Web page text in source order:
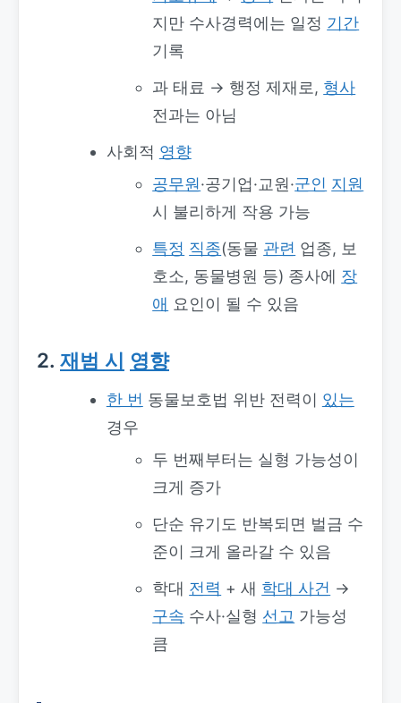
지만 수사경력에는 일정 기간
기록
과 태료 → 행정 제재로, 형사
전과는 아님
사회적 영향
공무원·공기업·교원·군인 지원
시 불리하게 작용 가능
특정 직종(동물 관련 업종, 보
호소, 동물병원 등) 종사에 장
애 요인이 될 수 있음
2. 재범 시 영향
한 번 동물보호법 위반 전력이 있는
경우
두 번째부터는 실형 가능성이
크게 증가
단순 유기도 반복되면 벌금 수
준이 크게 올라갈 수 있음
학대 전력 + 새 학대 사건 →
구속 수사·실형 선고 가능성
큼